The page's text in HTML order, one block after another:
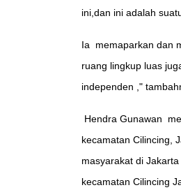
ini,dan ini adalah
Ia memaparkan dan
ruang lingkup luas
independen ,"
Hendra Gunawan
kecamatan Cilincing,
masyarakat di
kecamatan Cilincing